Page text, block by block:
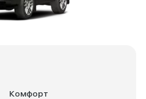
Комфорт